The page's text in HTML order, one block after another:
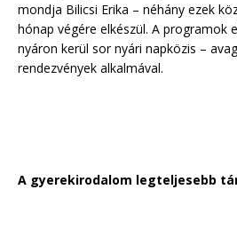
mondja Bilicsi Erika – néhány ezek
hónap végére elkészül. A programok
nyáron kerül sor nyári napközis –
rendezvények alkalmával.
A gyerekirodalom legteljesebb